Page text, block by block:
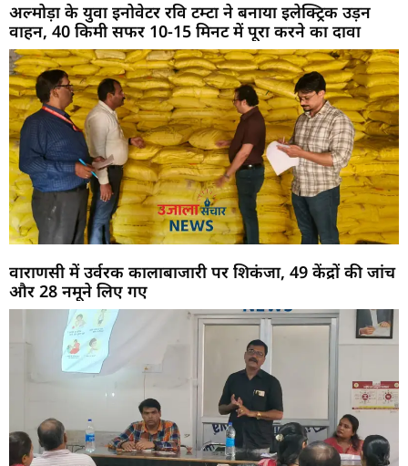
अल्मोड़ा के युवा इनोवेटर रवि टम्टा ने बनाया इलेक्ट्रिक उड़न
वाहन, 40 किमी सफर 10-15 मिनट में पूरा करने का दावा
वाराणसी में उर्वरक कालाबाजारी पर शिकंजा, 49 केंद्रों की जांच
और 28 नमूने लिए गए